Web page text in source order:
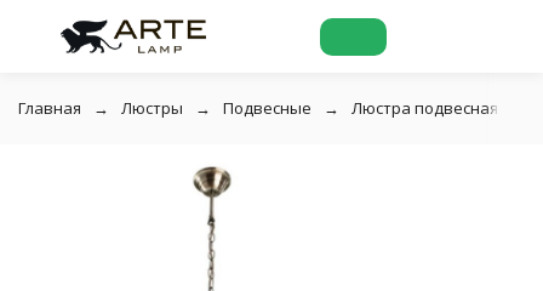
Главная Люстры Подвесные Люстра подвесная Arte